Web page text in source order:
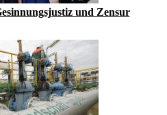
und Zensur